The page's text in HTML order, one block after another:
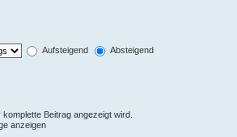
Aufsteigend
Absteigend
Beitrag angezeigt wird.
anzeigen